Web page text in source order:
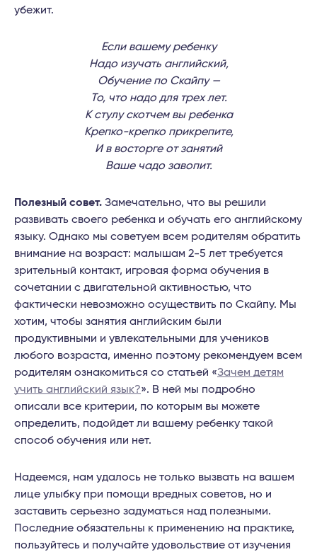
убежит.
Если вашему ребенку
Надо изучать английский,
Обучение по Скайпу —
То, что надо для трех лет.
К стулу скотчем вы ребенка
Крепко-крепко прикрепите,
И в восторге от занятий
Ваше чадо завопит.
Полезный совет. Замечательно, что вы решили
развивать своего ребенка и обучать его английскому
языку. Однако мы советуем всем родителям обратить
внимание на возраст: малышам 2-5 лет требуется
зрительный контакт, игровая форма обучения в
сочетании с двигательной активностью, что
фактически невозможно осуществить по Скайпу. Мы
хотим, чтобы занятия английским были
продуктивными и увлекательными для учеников
любого возраста, именно поэтому рекомендуем всем
родителям ознакомиться со статьей «Зачем детям
учить английский язык?». В ней мы подробно
описали все критерии, по которым вы можете
определить, подойдет ли вашему ребенку такой
способ обучения или нет.
Надеемся, нам удалось не только вызвать на вашем
лице улыбку при помощи вредных советов, но и
заставить серьезно задуматься над полезными.
Последние обязательны к применению на практике,
пользуйтесь и получайте удовольствие от изучения